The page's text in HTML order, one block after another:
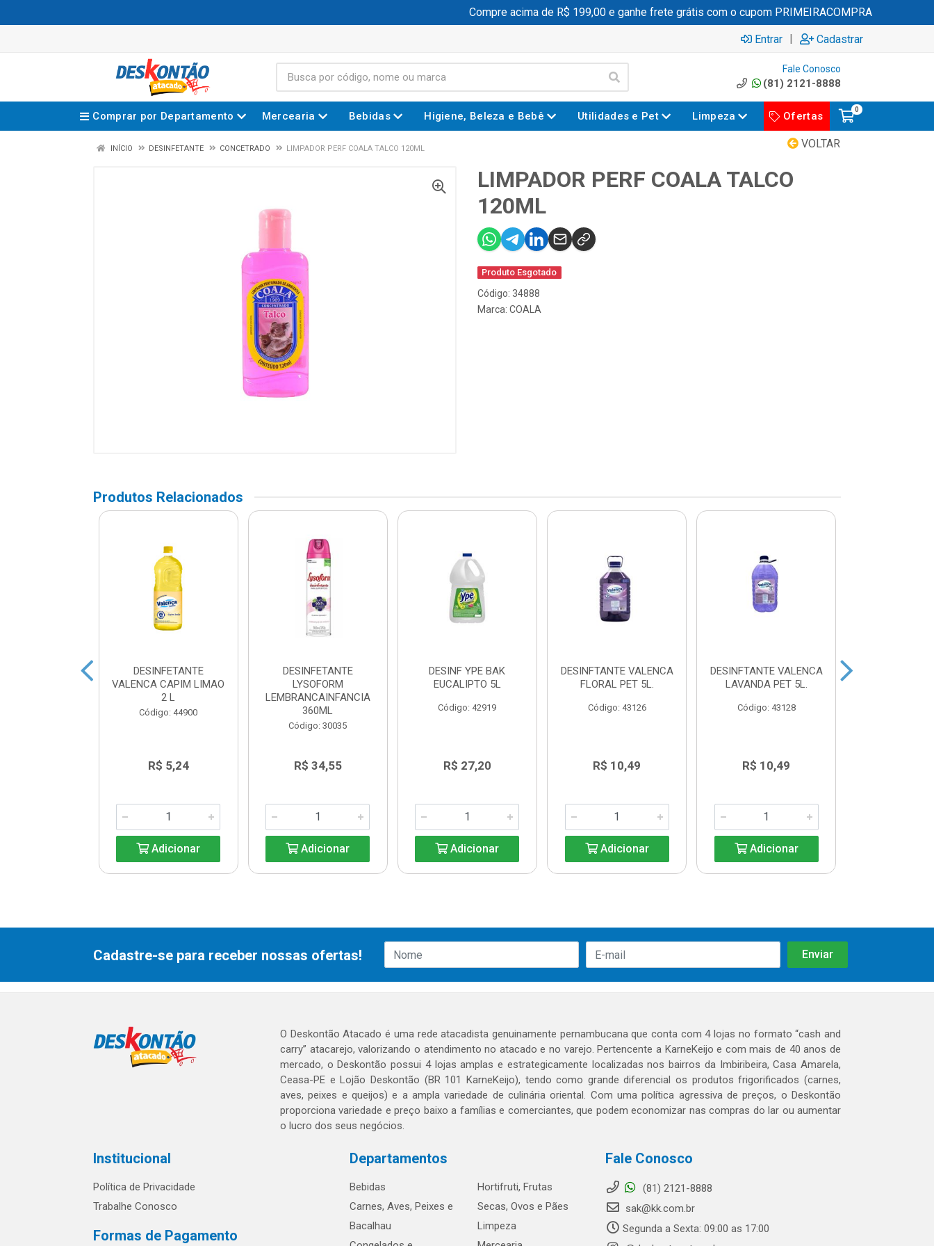
Compre acima de R$ 199,00 e ganhe frete grátis com o cupom PRIMEIRACOMPRA
Entrar | Cadastrar
Fale Conosco
(81) 2121-8888
Comprar por Departamento Mercearia Bebidas Higiene, Beleza e Bebê Utilidades e Pet Limpeza Ofertas
0
VOLTAR
INÍCIO DESINFETANTE CONCETRADO LIMPADOR PERF COALA TALCO 120ML
LIMPADOR PERF COALA TALCO
120ML
Produto Esgotado
Código: 34888
Marca: COALA
Produtos Relacionados
DESINFETANTE
VALENCA CAPIM LIMAO
2 L
Código: 44900
R$ 5,24
Adicionar
DESINFETANTE
LYSOFORM
LEMBRANCAINFANCIA
360ML
Código: 30035
R$ 34,55
Adicionar
DESINF YPE BAK
EUCALIPTO 5L
Código: 42919
R$ 27,20
Adicionar
DESINFTANTE VALENCA
FLORAL PET 5L.
Código: 43126
R$ 10,49
Adicionar
DESINFTANTE VALENCA
LAVANDA PET 5L.
Código: 43128
R$ 10,49
Adicionar
Cadastre-se para receber nossas ofertas!
O Deskontão Atacado é uma rede atacadista genuinamente pernambucana que conta com 4 lojas no formato “cash and
carry” atacarejo, valorizando o atendimento no atacado e no varejo. Pertencente a KarneKeijo e com mais de 40 anos de
mercado, o Deskontão possui 4 lojas amplas e estrategicamente localizadas nos bairros da Imbiribeira, Casa Amarela,
Ceasa-PE e Lojão Deskontão (BR 101 KarneKeijo), tendo como grande diferencial os produtos frigorificados (carnes,
aves, peixes e queijos) e a ampla variedade de culinária oriental. Com uma política agressiva de preços, o Deskontão
proporciona variedade e preço baixo a famílias e comerciantes, que podem economizar nas compras do lar ou aumentar
o lucro dos seus negócios.
Institucional
Política de Privacidade
Trabalhe Conosco
Formas de Pagamento
Departamentos
Bebidas
Carnes, Aves, Peixes e
Bacalhau
Hortifruti, Frutas
Secas, Ovos e Pães
Limpeza
Fale Conosco
(81) 2121-8888
sak@kk.com.br
Segunda a Sexta: 09:00 as 17:00